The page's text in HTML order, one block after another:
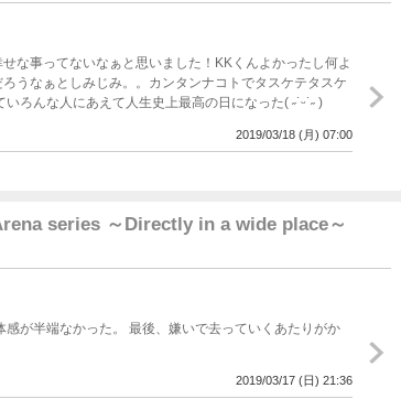
な事ってないなぁと思いました！KKくんよかったし何よ
うなぁとしみじみ。。カンタンナコトでタスケテタスケ
ろんな人にあえて人生史上最高の日になった( ˶˙ᵕ˙˶ )
2019/03/18 (月) 07:00
series ～Directly in a wide place～
が半端なかった。 最後、嫌いで去っていくあたりがか
2019/03/17 (日) 21:36